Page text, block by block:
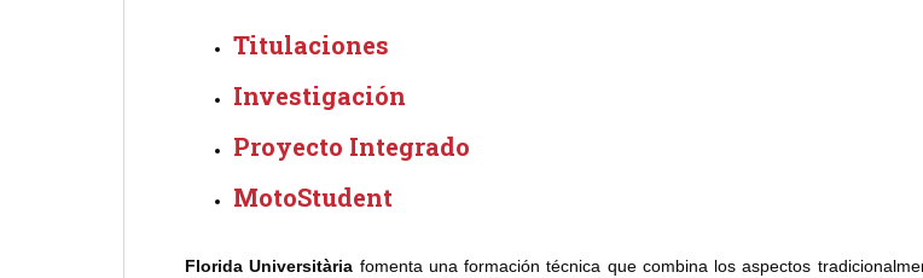
Titulaciones
Investigación
Proyecto Integrado
MotoStudent
Florida Universitària fomenta una formación técnica que combina los aspectos